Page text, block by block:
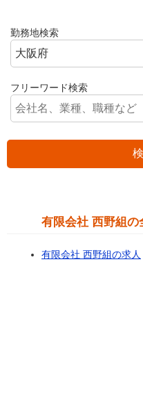
勤務地検索
フリーワード検索
有限会社 西野組の
有限会社 西野組の求人